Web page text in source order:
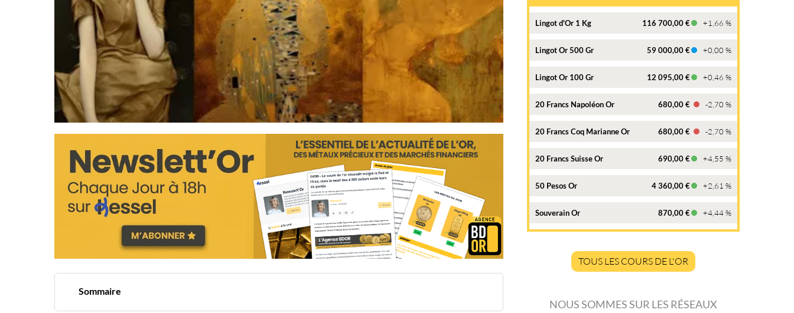
Sommaire
Lingot d'Or 1 Kg 116 700,00 € +1,66 %
Lingot Or 500 Gr 59 000,00 € +0,00 %
Lingot Or 100 Gr 12 095,00 € +0,46 %
20 Francs Napoléon Or 680,00 € -2,70 %
20 Francs Coq Marianne Or 680,00 € -2,70 %
20 Francs Suisse Or 690,00 € +4,55 %
50 Pesos Or 4 360,00 € +2,61 %
Souverain Or 870,00 € +4,44 %
TOUS LES COURS DE L'OR
NOUS SOMMES SUR LES RÉSEAUX